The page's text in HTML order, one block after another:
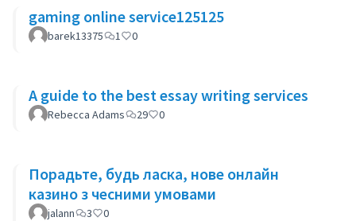
gaming online service125125
barek13375 1 0
A guide to the best essay writing services
Rebecca Adams 29 0
Порадьте, будь ласка, нове онлайн
казино з чесними умовами
jalann 3 0